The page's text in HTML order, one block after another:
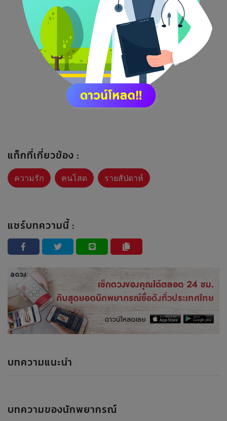
แท็กที่เกี่ยวข้อง :
ความรัก คนโสด รายสัปดาห์
แชร์บทความนี้ :
บทความแนะนำ
บทความของนักพยากรณ์